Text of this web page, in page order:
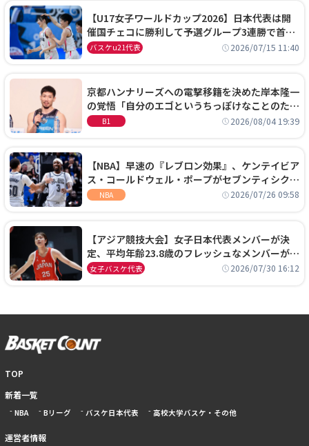
【U17女子ワールドカップ2026】日本代表は開
催国チェコに勝利して予選グループ3連勝で首位
通過！準々決勝の相手はエジプトに決定
バスケu21代表 2026/07/15 11:40
京都ハンナリーズへの電撃移籍を決めた岸本隆一
の覚悟「自分のエゴというちっぽけなことのため
に、京都に来たわけではない」
B1 2026/08/04 19:39
【NBA】早速の『レブロン効果』、ケンテイビア
ス・コールドウェル・ポープがセブンティシクサ
ーズに1年契約で加入
NBA 2026/07/26 09:58
【アジア競技大会】女子日本代表メンバーが決
定、平均年齢23.8歳のフレッシュなメンバーが日
本開催の大舞台で頂点を狙う
女子バスケ代表 2026/07/30 16:12
TOP
新着一覧
NBA Bリーグ バスケ日本代表 高校大学バスケ・その他
運営者情報